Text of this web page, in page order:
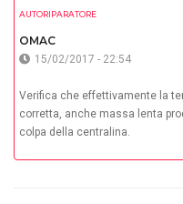
AUTORIPARATORE
OMAC
15/02/2017 - 22:54
Verifica che effettivamente la
corretta, anche massa lenta
colpa della centralina.